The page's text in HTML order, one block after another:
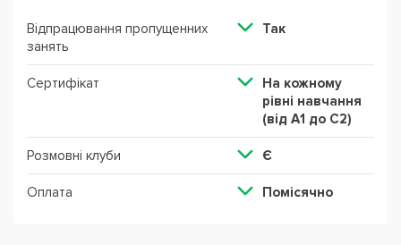
Відпрацювання пропущенних
занять
Так
Сертифікат
На кожному
рівні навчання
(від А1 до С2)
Розмовні клуби Є
Оплата Помісячно